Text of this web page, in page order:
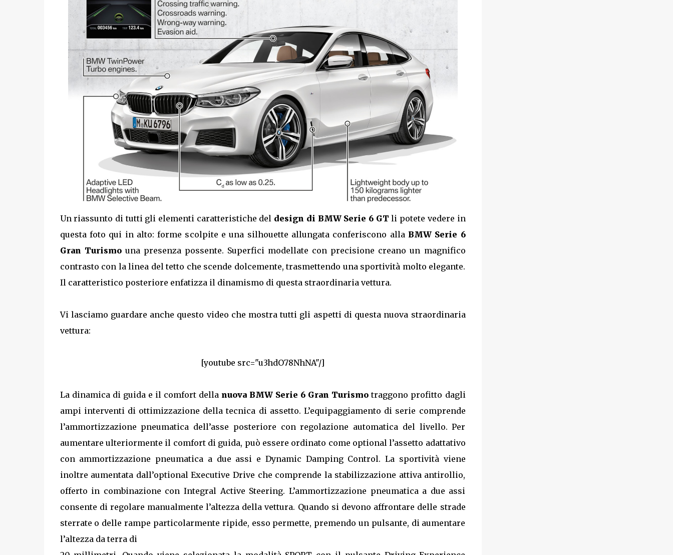
Un riassunto di tutti gli elementi caratteristiche del design di BMW Serie 6 GT li potete vedere in
questa foto qui in alto: forme scolpite e una silhouette allungata conferiscono alla BMW Serie 6
Gran Turismouna presenza possente. Superfici modellate con precisione creano un magnifico
contrasto con la linea del tetto che scende dolcemente, trasmettendo una sportività molto elegante.
Il caratteristico posteriore enfatizza il dinamismo di questa straordinaria vettura.
Vi lasciamo guardare anche questo video che mostra tutti gli aspetti di questa nuova straordinaria
vettura:
[youtube src="u3hdO78NhNA"/]
La dinamica di guida e il comfort della nuova BMW Serie 6 Gran Turismo traggono profitto dagli
ampi interventi di ottimizzazione della tecnica di assetto. L’equipaggiamento di serie comprende
l’ammortizzazione pneumatica dell’asse posteriore con regolazione automatica del livello. Per
aumentare ulteriormente il comfort di guida, può essere ordinato come optional l’assetto adattativo
con ammortizzazione pneumatica a due assi e Dynamic Damping Control. La sportività viene
inoltre aumentata dall’optional Executive Drive che comprende la stabilizzazione attiva antirollio,
offerto in combinazione con Integral Active Steering. L’ammortizzazione pneumatica a due assi
consente di regolare manualmente l’altezza della vettura. Quando si devono affrontare delle strade
sterrate o delle rampe particolarmente ripide, esso permette, premendo un pulsante, di aumentare
l’altezza da terra di